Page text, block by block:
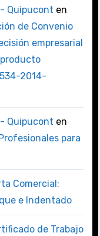
Quipucont en
de Convenio
empresarial
2014-
Quipucont en
para
Comercial:
e Indentado
de Trabajo